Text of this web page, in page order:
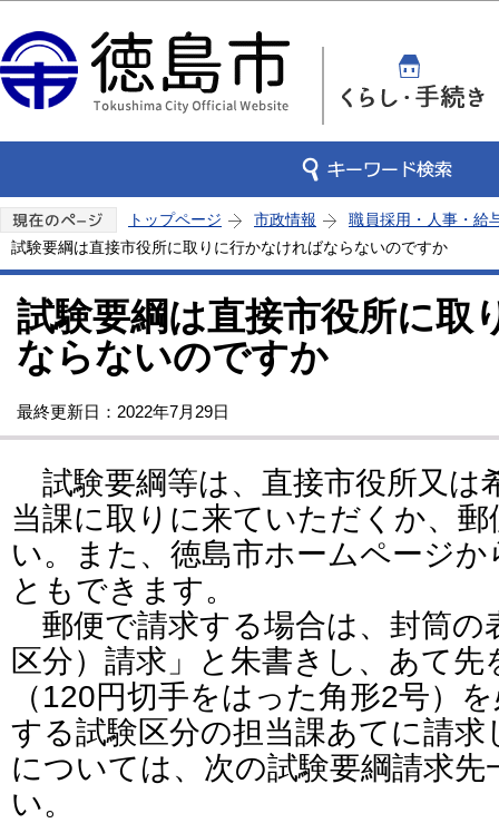
トップページ 市政情報
職員採用・人事・給
試験要綱は直接市役所に取りに行かなければならないのですか
試験要綱は直接市役所に取
ならないのですか
最終更新日：2022年7月29日
試験要綱等は、直接市役所又は
当課に取りに来ていただくか、
い。また、徳島市ホームページ
ともできます。
郵便で請求する場合は、封筒の
区分）請求」と朱書きし、あて
（120円切手をはった角形2号）
する試験区分の担当課あてに請
については、次の試験要綱請求
い。